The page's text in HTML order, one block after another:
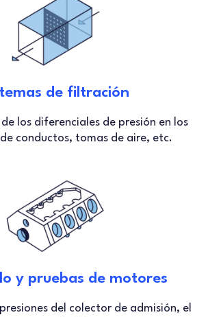
de filtración
los diferenciales de presión en los
conductos, tomas de aire, etc.
y pruebas de motores
del colector de admisión, el